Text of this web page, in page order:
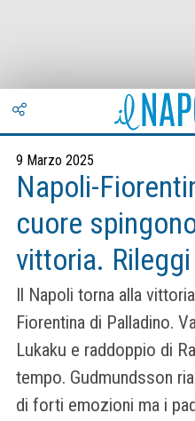
9 Marzo 2025
Napoli-
cuore
vittoria.
Il Napoli torna alla
Fiorentina di Palladino.
Lukaku e raddoppio di
tempo. Gudmundsson
di forti emozioni ma i